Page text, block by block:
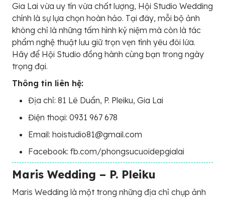
Gia Lai vừa uy tín vừa chất lượng, Hội Studio Wedding
chính là sự lựa chọn hoàn hảo. Tại đây, mỗi bộ ảnh
không chỉ là những tấm hình kỷ niệm mà còn là tác
phẩm nghệ thuật lưu giữ trọn vẹn tình yêu đôi lứa.
Hãy để Hội Studio đồng hành cùng bạn trong ngày
trọng đại.
Thông tin liên hệ:
Địa chỉ: 81 Lê Duẩn, P. Pleiku, Gia Lai
Điện thoại: 0931 967 678
Email: hoistudio81@gmail.com
Facebook: fb.com/phongsucuoidepgialai
Maris Wedding – P. Pleiku
Maris Wedding là một trong những địa chỉ chụp ảnh